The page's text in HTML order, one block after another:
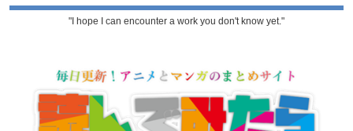
"I hope I can encounter a work you don't know yet."